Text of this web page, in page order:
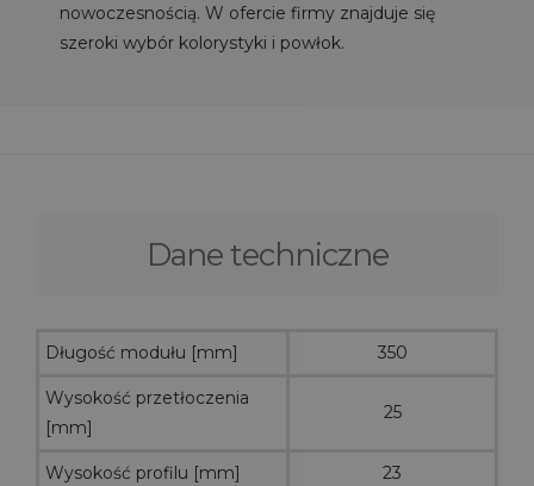
nowoczesnością. W ofercie firmy znajduje się
szeroki wybór kolorystyki i powłok.
Dane techniczne
Długość modułu [mm] 350
Wysokość przetłoczenia
[mm]
25
Wysokość profilu [mm] 23